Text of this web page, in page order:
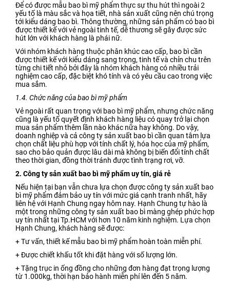
Để có được mẫu bao bì mỹ phẩm thực sự thu hút thì ngoài 2
yếu tố là màu sắc và họa tiết, nhà sản xuất cũng nên chú trọng
tới kiểu dáng bao bì. Thông thường, những sản phẩm có bao bì
được thiết kế với vẻ ngoài tinh tế, dễ thương sẽ gây được sức
hút lớn với khách hàng là phái nữ.
Với nhóm khách hàng thuộc phân khúc cao cấp, bao bì cần
được thiết kế với kiểu dáng sang trọng, tinh tế và chỉn chu trên
từng chi tiết nhỏ bởi đây là nhóm khách hàng có nhiều trải
nghiệm cao cấp, đặc biệt khó tính và có yêu cầu cao trong việc
mua sắm.
1.4. Chức năng của bao bì mỹ phẩm
Vẻ ngoài rất quan trọng với bao bì mỹ phẩm, nhưng chức năng
cũng là yếu tố quyết định khách hàng liệu có quay trở lại chọn
mua sản phẩm thêm lần nào khác nữa hay không. Do vậy,
doanh nghiệp và cả công ty sản xuất bao bì cần quan tâm lựa
chọn chất liệu phù hợp với tính chất lý, hóa học của mỹ phẩm,
sao cho bảo quản được lâu dài mà không bị biến đổi tính chất
theo thời gian, đồng thời tránh được tình trạng rơi, vỡ.
2. Công ty sản xuất bao bì mỹ phẩm uy tín, giá rẻ
Nếu hiện tại bạn vẫn chưa lựa chọn được công ty sản xuất bao
bì mỹ phẩm đảm bảo uy tín với mức giá cạnh tranh nhất, hãy
liên hệ với Hạnh Chung ngay hôm nay. Hạnh Chung tự hào là
một trong những công ty sản xuất bao bì màng ghép phức hợp
uy tín nhất tại Tp.HCM với hơn 10 năm kinh nghiệm. Lựa chọn
Hạnh Chung, khách hàng sẽ được:
+ Tư vấn, thiết kế mẫu bao bì mỹ phẩm hoàn toàn miễn phí.
+ Được chiết khấu tốt khi đặt hàng với số lượng lớn.
+ Tặng trục in ống đồng cho những đơn hàng đạt trọng lượng
từ 1.000kg, thời hạn bảo hành miễn phí lên đến 5 năm.